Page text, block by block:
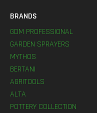
BRANDS
GDM PROFESSIONAL
GARDEN SPRAYERS
MYTHOS
BERTANI
AGRITOOLS
ALTA
POTTERY COLLECTION